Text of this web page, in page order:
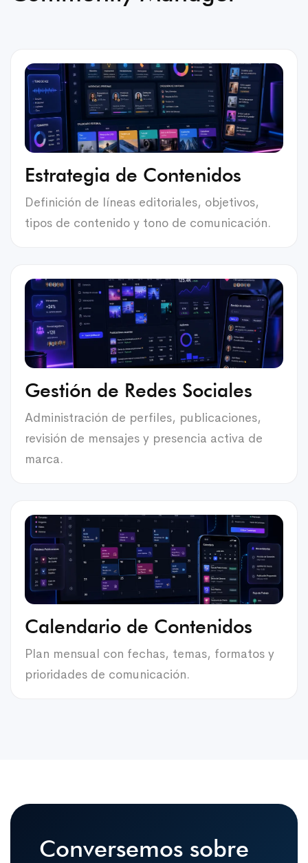
Estrategia de Contenidos
Definición de líneas editoriales, objetivos,
tipos de contenido y tono de comunicación.
Gestión de Redes Sociales
Administración de perfiles, publicaciones,
revisión de mensajes y presencia activa de
marca.
Calendario de Contenidos
Plan mensual con fechas, temas, formatos y
prioridades de comunicación.
Conversemos sobre